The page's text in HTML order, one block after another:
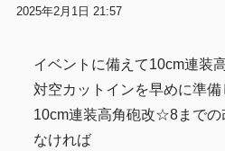
2025年2月1日 21:57
イベントに備えて10cm連装
対空カットインを早めに準
10cm連装高角砲改☆8までの
なければ